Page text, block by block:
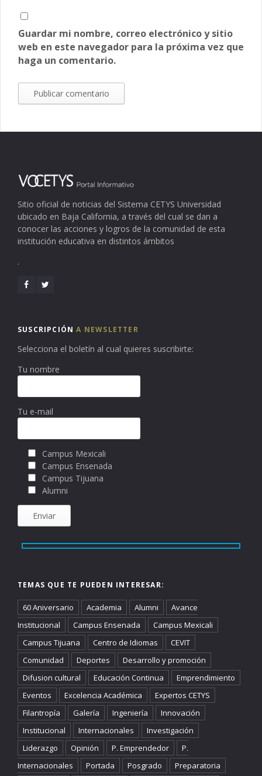
Guardar mi nombre, correo electrónico y sitio
web en este navegador para la próxima vez que
haga un comentario.
Sitio oficial de noticias del Sistema CETYS Universidad
ubicado en Baja California, a través del cual se dan a
conocer las acciones y logros de la comunidad de esta
institución educativa en distintos ámbitos
.
SUSCRIPCIÓNA NEWSLETTER
Selecciona el boletín al cual quieres suscribirte:
Tu nombre
Tu e-mail
Campus Mexicali
Campus Ensenada
Campus Tijuana
Alumni
TEMAS QUE TE PUEDEN INTERESAR:
60 Aniversario Academia Alumni
Avance
Institucional
Campus Ensenada
Campus Mexicali
Campus Tijuana
Centro de Idiomas
CEVIT
Comunidad
Deportes
Desarrollo y promoción
Difusion cultural
Educación Continua
Emprendimiento
Eventos
Excelencia Académica
Expertos CETYS
Filantropía
Galería Ingeniería
Innovación
Institucional
Internacionales
Investigación
Liderazgo
Opinión P. Emprendedor
P.
Internacionales
Portada Posgrado
Preparatoria